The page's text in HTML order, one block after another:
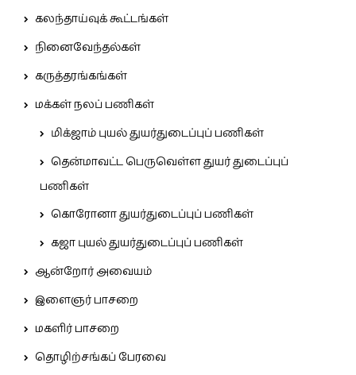
கலந்தாய்வுக் கூட்டங்கள்
நினைவேந்தல்கள்
கருத்தரங்கங்கள்
மக்கள் நலப் பணிகள்
மிக்ஜாம் புயல் துயர்துடைப்புப் பணிகள்
தென்மாவட்ட பெருவெள்ள துயர் துடைப்புப்
பணிகள்
கொரோனா துயர்துடைப்புப் பணிகள்
கஜா புயல் துயர்துடைப்புப் பணிகள்
ஆன்றோர் அவையம்
இளைஞர் பாசறை
மகளிர் பாசறை
தொழிற்சங்கப் பேரவை